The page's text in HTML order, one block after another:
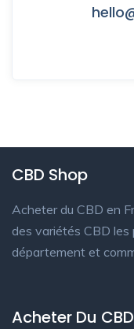
CBD Shop
Acheter du CBD en
des variétés CBD les
département et
Acheter Du CBD